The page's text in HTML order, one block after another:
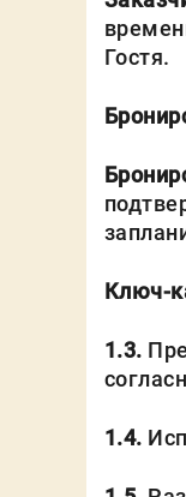
Гостя.
Ключ-
1.3.
1.4.